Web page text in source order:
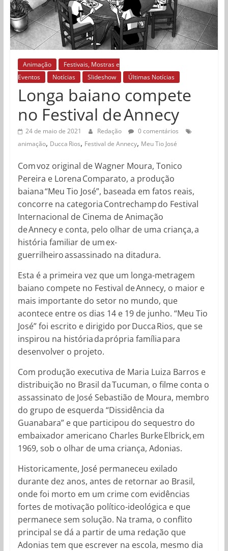
Animação
Festivais, Mostras e
Eventos
Notícias Slideshow Últimas Notícias
Longa baiano compete
no Festival de Annecy
24 de maio de 2021 Redação
0 comentários
animação, Ducca Rios, Festival de Annecy, Meu Tio José
Com voz original de Wagner Moura, Tonico
Pereira e Lorena Comparato, a produção
baiana “Meu Tio José”, baseada em fatos reais,
concorre na categoria Contrechamp do Festival
Internacional de Cinema de Animação
de Annecy e conta, pelo olhar de uma criança, a
história familiar de um ex-
guerrilheiro assassinado na ditadura.
Esta é a primeira vez que um longa-metragem
baiano compete no Festival de Annecy, o maior e
mais importante do setor no mundo, que
acontece entre os dias 14 e 19 de junho. “Meu Tio
José” foi escrito e dirigido por Ducca Rios, que se
inspirou na história da própria família para
desenvolver o projeto.
Com produção executiva de Maria Luiza Barros e
distribuição no Brasil da Tucuman, o filme conta o
assassinato de José Sebastião de Moura, membro
do grupo de esquerda “Dissidência da
Guanabara” e que participou do sequestro do
embaixador americano Charles Burke Elbrick, em
1969, sob o olhar de uma criança, Adonias.
Historicamente, José permaneceu exilado
durante dez anos, antes de retornar ao Brasil,
onde foi morto em um crime com evidências
fortes de motivação político-ideológica e que
permanece sem solução. Na trama, o conflito
principal se dá a partir de uma redação que
Adonias tem que escrever na escola, mesmo dia